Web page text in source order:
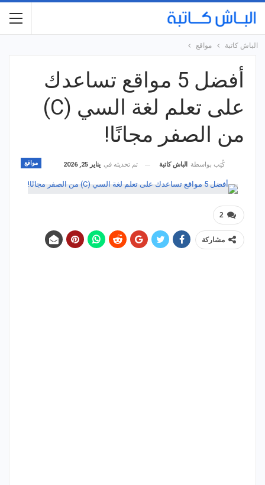
الباش كاتبة مواقع
أفضل 5 مواقع تساعدك
على تعلم لغة السي (C)
من الصفر مجانًا!
مواقع كُتِب بواسطة الباش كاتبة تم تحديثه في يناير 25, 2026
2
مشاركة